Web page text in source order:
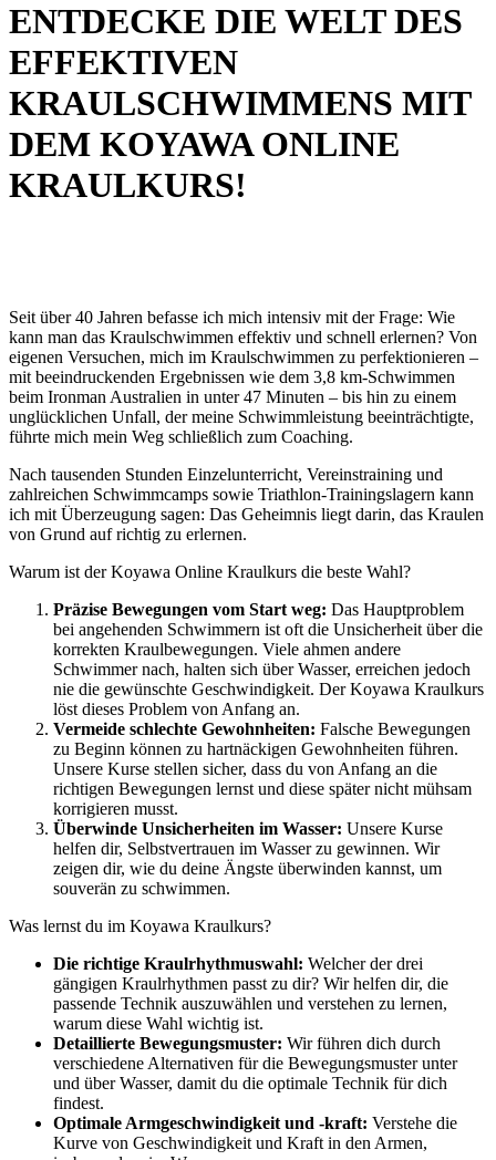
ENTDECKE DIE WELT DES
EFFEKTIVEN
KRAULSCHWIMMENS MIT
DEM KOYAWA ONLINE
KRAULKURS!
Seit über 40 Jahren befasse ich mich intensiv mit der Frage: Wie
kann man das Kraulschwimmen effektiv und schnell erlernen? Von
eigenen Versuchen, mich im Kraulschwimmen zu perfektionieren –
mit beeindruckenden Ergebnissen wie dem 3,8 km-Schwimmen
beim Ironman Australien in unter 47 Minuten – bis hin zu einem
unglücklichen Unfall, der meine Schwimmleistung beeinträchtigte,
führte mich mein Weg schließlich zum Coaching.
Nach tausenden Stunden Einzelunterricht, Vereinstraining und
zahlreichen Schwimmcamps sowie Triathlon-Trainingslagern kann
ich mit Überzeugung sagen: Das Geheimnis liegt darin, das Kraulen
von Grund auf richtig zu erlernen.
Warum ist der Koyawa Online Kraulkurs die beste Wahl?
Präzise Bewegungen vom Start weg: Das Hauptproblem
bei angehenden Schwimmern ist oft die Unsicherheit über die
korrekten Kraulbewegungen. Viele ahmen andere
Schwimmer nach, halten sich über Wasser, erreichen jedoch
nie die gewünschte Geschwindigkeit. Der Koyawa Kraulkurs
löst dieses Problem von Anfang an.
Vermeide schlechte Gewohnheiten: Falsche Bewegungen
zu Beginn können zu hartnäckigen Gewohnheiten führen.
Unsere Kurse stellen sicher, dass du von Anfang an die
richtigen Bewegungen lernst und diese später nicht mühsam
korrigieren musst.
Überwinde Unsicherheiten im Wasser: Unsere Kurse
helfen dir, Selbstvertrauen im Wasser zu gewinnen. Wir
zeigen dir, wie du deine Ängste überwinden kannst, um
souverän zu schwimmen.
Was lernst du im Koyawa Kraulkurs?
Die richtige Kraulrhythmuswahl: Welcher der drei
gängigen Kraulrhythmen passt zu dir? Wir helfen dir, die
passende Technik auszuwählen und verstehen zu lernen,
warum diese Wahl wichtig ist.
Detaillierte Bewegungsmuster: Wir führen dich durch
verschiedene Alternativen für die Bewegungsmuster unter
und über Wasser, damit du die optimale Technik für dich
findest.
Optimale Armgeschwindigkeit und -kraft: Verstehe die
Kurve von Geschwindigkeit und Kraft in den Armen,